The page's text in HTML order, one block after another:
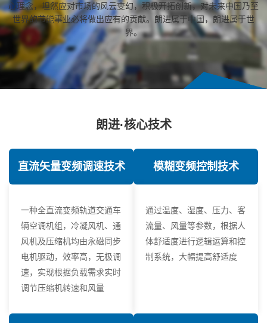
心理念，坦然应对市场的风云变幻，积极开拓创新，对未来中国乃至
世界的节能事业必将做出应有的贡献。朗进属于中国，朗进属于世
界。
朗进·核心技术
直流矢量变频调速技术
一种全直流变频轨道交通车
辆空调机组，冷凝风机、通
风机及压缩机均由永磁同步
电机驱动，效率高，无极调
速，实现根据负载需求实时
调节压缩机转速和风量
模糊变频控制技术
通过温度、湿度、压力、客
流量、风量等参数，根据人
体舒适度进行逻辑运算和控
制系统，大幅提高舒适度